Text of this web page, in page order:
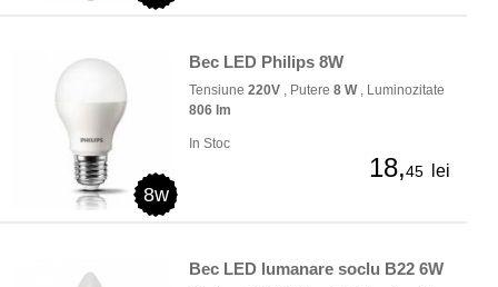
8w
Bec LED Philips 8W
Tensiune 220V , Putere 8 W, Luminozitate
806 lm
In Stoc
18,45 lei
Bec LED lumanare soclu B22 6W